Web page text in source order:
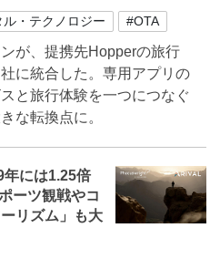
ル・テクノロジー #OTA
が、提携先Hopperの旅行
に統合した。専用アプリの
と旅行体験を一つにつなぐ
な転換点に。
には1.25倍
ーツ観戦やコ
リズム」も大